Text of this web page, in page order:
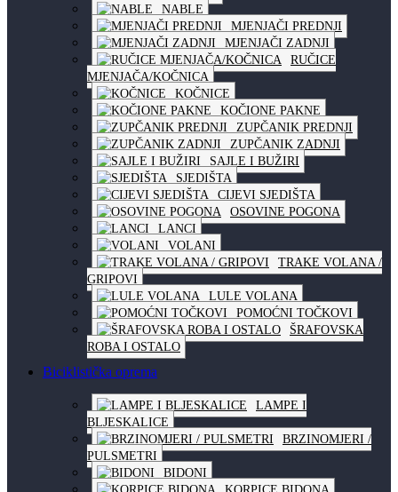
NABLE
MJENJAČI PREDNJI
MJENJAČI ZADNJI
RUČICE
MJENJAČA/KOČNICA
KOČNICE
KOČIONE PAKNE
ZUPČANIK PREDNJI
ZUPČANIK ZADNJI
SAJLE I BUŽIRI
SJEDIŠTA
CIJEVI SJEDIŠTA
OSOVINE POGONA
LANCI
VOLANI
TRAKE VOLANA /
GRIPOVI
LULE VOLANA
POMOĆNI TOČKOVI
ŠRAFOVSKA
ROBA I OSTALO
Biciklistička oprema
LAMPE I
BLJESKALICE
BRZINOMJERI /
PULSMETRI
BIDONI